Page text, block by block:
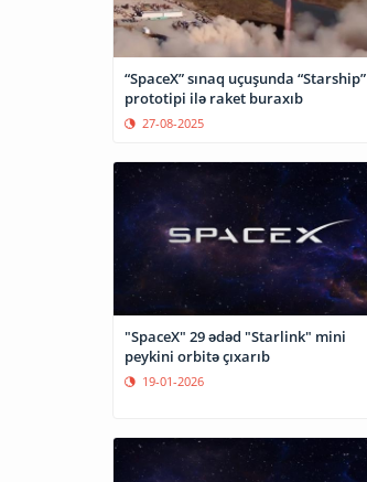
“SpaceX” sınaq uçuşunda “Starship”
prototipi ilə raket buraxıb
27-08-2025
"SpaceX" 29 ədəd "Starlink" mini
peykini orbitə çıxarıb
19-01-2026